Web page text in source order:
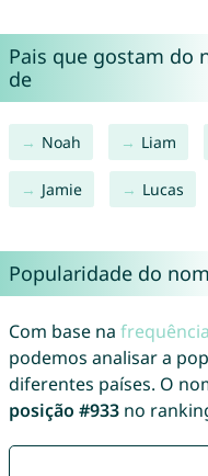
Pais que gostam do
de
Noah Liam
Jamie Lucas
Popularidade do
Com base na
podemos analisar a
diferentes países. O
posição #933no